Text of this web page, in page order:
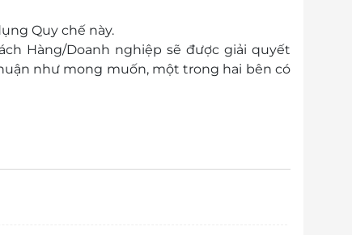
Quy chế này.
Hàng/Doanh nghiệp sẽ được giải quyết
như mong muốn, một trong hai bên có